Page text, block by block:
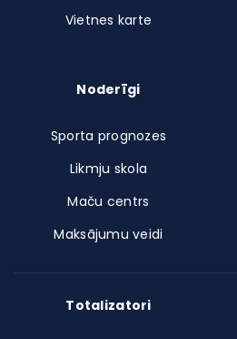
Vietnes karte
Noderīgi
Sporta prognozes
Likmju skola
Maču centrs
Maksājumu veidi
Totalizatori